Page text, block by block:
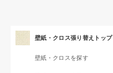
壁紙・クロス張り替えトップ
壁紙・クロスを探す